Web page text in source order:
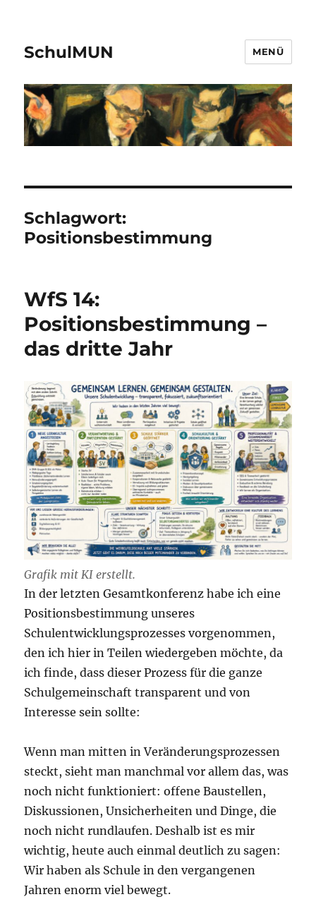
SchulMUN MENÜ
Schlagwort:
Positionsbestimmung
WfS 14:
Positionsbestimmung –
das dritte Jahr
Grafik mit KI erstellt.
In der letzten Gesamtkonferenz habe ich eine
Positionsbestimmung unseres
Schulentwicklungsprozesses vorgenommen,
den ich hier in Teilen wiedergeben möchte, da
ich finde, dass dieser Prozess für die ganze
Schulgemeinschaft transparent und von
Interesse sein sollte:
Wenn man mitten in Veränderungsprozessen
steckt, sieht man manchmal vor allem das, was
noch nicht funktioniert: offene Baustellen,
Diskussionen, Unsicherheiten und Dinge, die
noch nicht rundlaufen. Deshalb ist es mir
wichtig, heute auch einmal deutlich zu sagen:
Wir haben als Schule in den vergangenen
Jahren enorm viel bewegt.